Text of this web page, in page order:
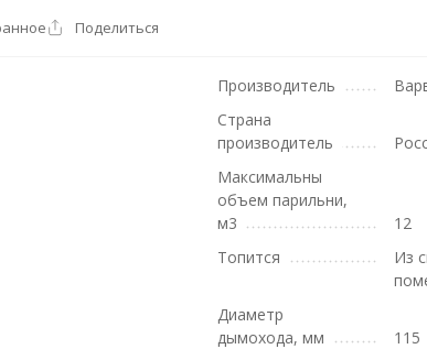
Поделиться
Производитель
Страна
производитель
Максимальны
объем парильни,
м3
12
Топится
Из
Диаметр
дымохода, мм
115